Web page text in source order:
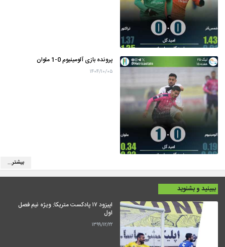
پرونده بازی آلومینیوم 0-1 ملوان
۱۴۰۴/۱۰/۰۵
بیشتر...
ببینید و بشنوید
اپیزود ۱۷ پادکست متریکا: ویژه نیم فصل
اول
۱۳۹۹/۱۲/۲۲